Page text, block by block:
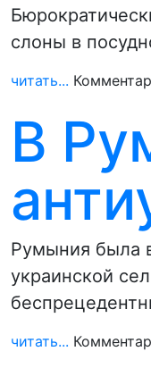
слоны в
читать...
В
Румыния была
украинской
читать...